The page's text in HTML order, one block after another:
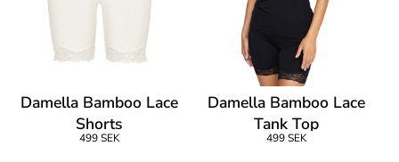
Damella Bamboo Lace
Shorts
499 SEK
Damella Bamboo Lace
Tank Top
499 SEK